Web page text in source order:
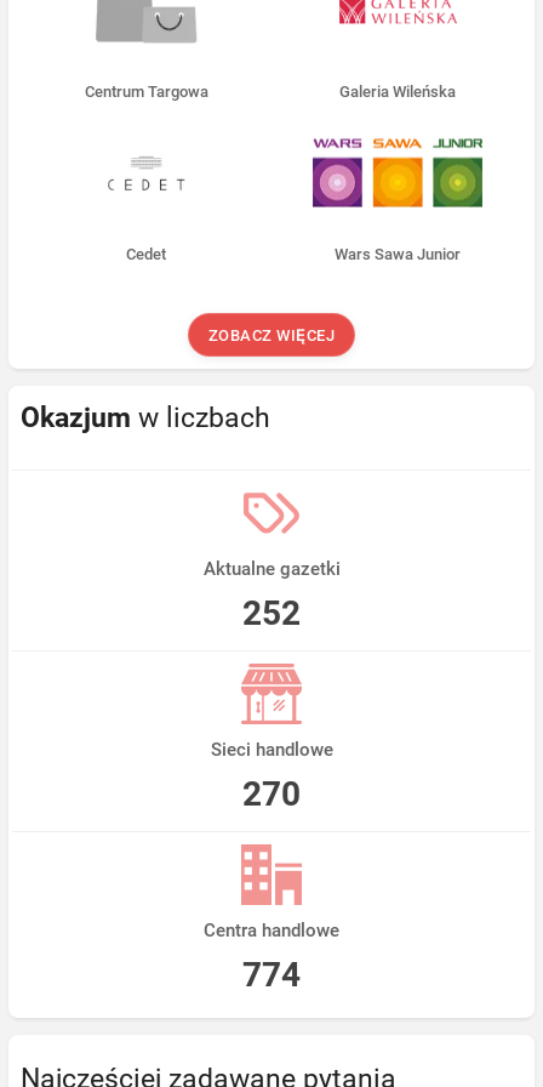
Centrum Targowa Galeria Wileńska
Cedet Wars Sawa Junior
ZOBACZ WIĘCEJ
Okazjum w liczbach
Aktualne gazetki
252
Sieci handlowe
270
Centra handlowe
774
Najczęściej zadawane pytania